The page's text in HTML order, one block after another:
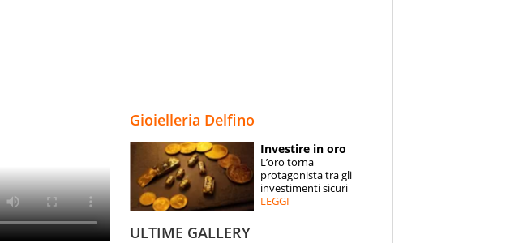
ESPERTI
CONTATTI
Gioielleria Delfino
Investire in oro
L’oro torna
protagonista tra gli
investimenti sicuri
LEGGI
ULTIME GALLERY